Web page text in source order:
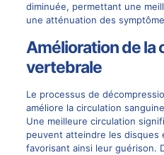
diminuée, permettant une
une atténuation des
Amélioration de la
vertebrale
Le processus de
améliore la circulation
Une meilleure circulation
peuvent atteindre les disques
favorisant ainsi leur guérison.